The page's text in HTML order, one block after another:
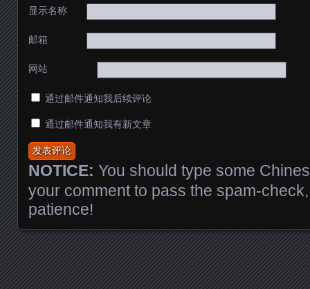
显示名称
邮箱
网站
通过邮件通知我后续评论
通过邮件通知我有新文章
NOTICE: You should type some
your comment to pass the spam-
patience!